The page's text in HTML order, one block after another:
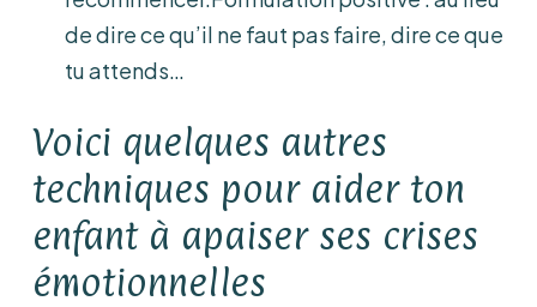
de dire ce qu’il ne faut pas faire, dire ce que
tu attends…
Voici quelques autres
techniques pour aider ton
enfant à apaiser ses crises
émotionnelles